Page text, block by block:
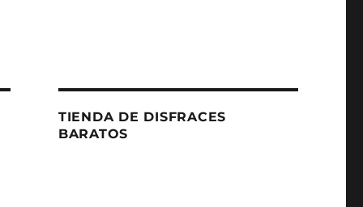
TIENDA DE DISFRACES
BARATOS